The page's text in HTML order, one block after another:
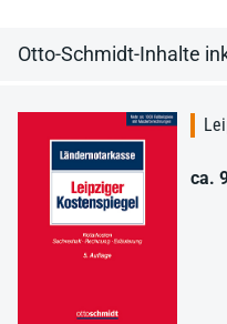
Otto-Schmidt-Inhalte
ca.